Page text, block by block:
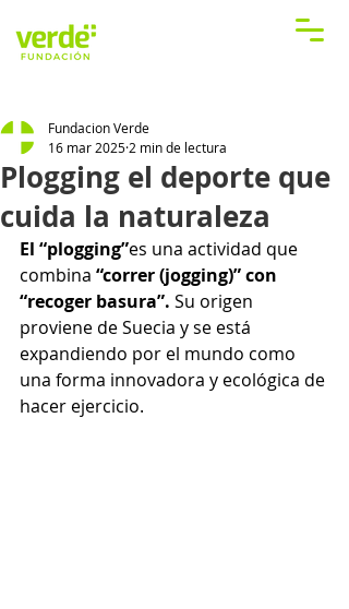
Plogging el deporte que
cuida la naturaleza
Fundacion Verde
16 mar 2025 2 min de lectura
El “plogging”es una actividad que
combina “correr (jogging)” con
“recoger basura”. Su origen
proviene de Suecia y se está
expandiendo por el mundo como
una forma innovadora y ecológica de
hacer ejercicio.